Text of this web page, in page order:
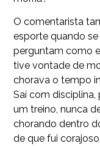
O comentarista
esporte quando
perguntam como
tive vontade de
chorava o tempo
Saí com disciplina,
um treino, nunca
chorando dentro
de que fui